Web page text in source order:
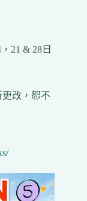
21 & 28日
改，恕不